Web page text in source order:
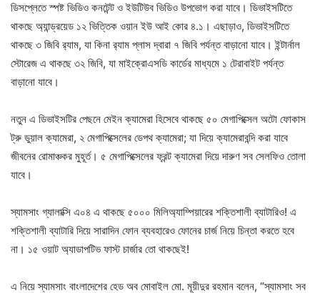
ডিসপ্লেতে স্পষ্ট ভিডিও কনটেন্ট ও ইউটিউব ভিডিও উপভোগ করা যাবে। ডিভাইসটিতে
থাকছে অ্যান্ড্রয়েড ১২ ভিত্তিক ওয়ান ইউ আই কোর ৪.১। এছাড়াও, ডিভাইসটিতে
থাকছে ৩ জিবি র‌্যাম, যা কিনা র‌্যাম প্লাস দ্বারা ৭ জিবি পর্যন্ত বাড়ানো যাবে। ইন্টার্নাল
স্টোরেজ এ থাকছে ৩২ জিবি, যা মাইক্রোএসডি কার্ডের মাধ্যমে ১ টেরাবাইট পর্যন্ত
বাড়ানো যাবে।
নতুন এ ডিভাইসটির পেছনে মেইন ক্যামেরা হিসেবে থাকছে ৫০ মেগাপিক্সেল অটো ফোকাস
ট্রু ডুয়াল ক্যামেরা, ২ মেগাপিক্সেলের ডেপথ ক্যামেরা; যা দিয়ে ক্যামেরাবন্দি করা যাবে
জীবনের রোমাঞ্চকর মুহূর্ত। ৫ মেগাপিক্সেলের ফ্রন্ট ক্যামেরা দিয়ে দারুণ সব সেলফিও তোলা
যাবে।
স্যামসাং গ্যালাক্সি এ০৪ এ থাকছে ৫০০০ মিলিঅ্যাম্পিয়ারের শক্তিশালী ব্যাটারিও! এ
শক্তিশালী ব্যাটারি দিয়ে সারাদিন ফোন ব্যবহারেও ফোনের চার্জ নিয়ে চিন্তা করতে হবে
না। ১৫ ওয়াট অ্যাডাপটিভ ফাস্ট চার্জার তো থাকছেই!
এ নিয়ে স্যামসাং বাংলাদেশের হেড অব মোবাইল মো. মূয়ীদুর রহমান বলেন, “স্যামসাং সব